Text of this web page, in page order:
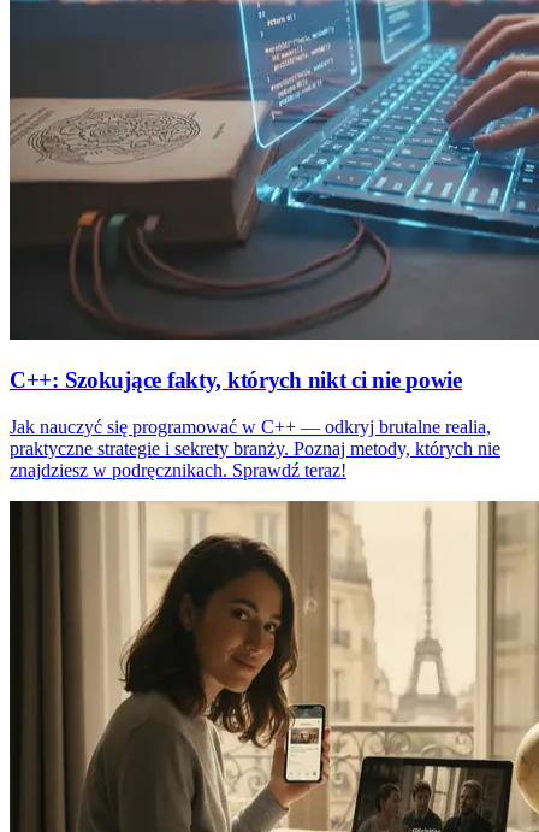
C++: Szokujące fakty, których nikt ci nie powie
Jak nauczyć się programować w C++ — odkryj brutalne realia,
praktyczne strategie i sekrety branży. Poznaj metody, których nie
znajdziesz w podręcznikach. Sprawdź teraz!